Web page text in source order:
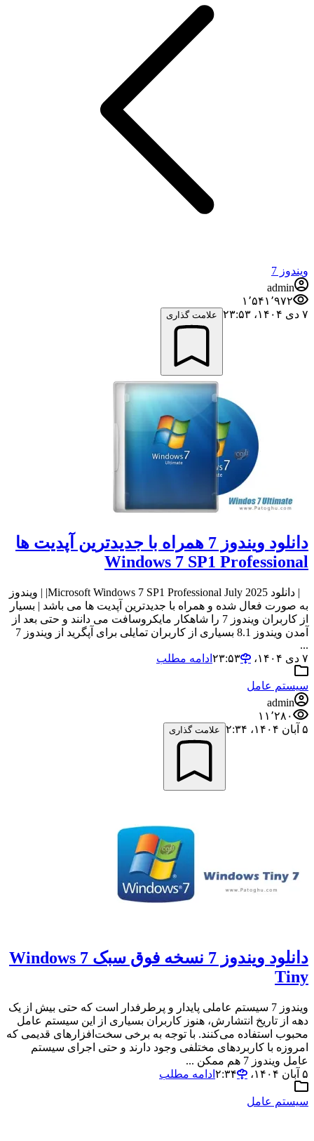
ویندوز 7
admin
۱٬۵۴۱٬۹۷۲
۷ دی ۱۴۰۴،‏ ۲۳:۵۳
علامت گذاری
دانلود ویندوز 7 همراه با جدیدترین آپدیت ها
Windows 7 SP1 Professional
| دانلود Microsoft Windows 7 SP1 Professional July 2025| | ویندوز
به صورت فعال شده و همراه با جدیدترین آپدیت ها می باشد | بسیار
از کاربران ویندوز 7 را شاهکار مایکروسافت می دانند و حتی بعد از
آمدن ویندوز 8.1 بسیاری از کاربران تمایلی برای آپگرید از ویندوز 7
...
۷ دی ۱۴۰۴،‏ ۲۳:۵۳
ادامه مطلب
سیستم عامل
admin
۱۱٬۲۸۰
۵ آبان ۱۴۰۴،‏ ۲:۳۴
علامت گذاری
دانلود ویندوز 7 نسخه فوق سبک Windows 7
Tiny
ویندوز 7 سیستم عاملی پایدار و پرطرفدار است که حتی بیش از یک
دهه از تاریخ انتشارش، هنوز کاربران بسیاری از این سیستم عامل
محبوب استفاده می‌کنند. با توجه به برخی سخت‌افزارهای قدیمی که
امروزه با کاربردهای مختلفی وجود دارند و حتی اجرای سیستم
عامل ویندوز 7 هم ممکن ...
۵ آبان ۱۴۰۴،‏ ۲:۳۴
ادامه مطلب
سیستم عامل